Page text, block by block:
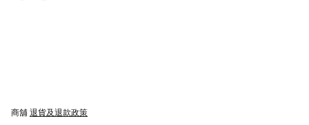
商舖 退貨及退款政策